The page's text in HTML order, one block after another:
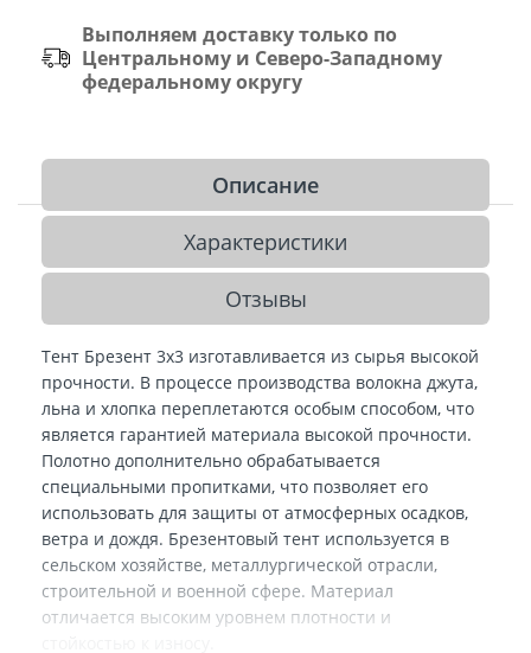
Выполняем доставку только по
Центральному и Северо-Западному
федеральному округу
Описание
Характеристики
Отзывы
Тент Брезент 3х3 изготавливается из сырья высокой
прочности. В процессе производства волокна джута,
льна и хлопка переплетаются особым способом, что
является гарантией материала высокой прочности.
Полотно дополнительно обрабатывается
специальными пропитками, что позволяет его
использовать для защиты от атмосферных осадков,
ветра и дождя. Брезентовый тент используется в
сельском хозяйстве, металлургической отрасли,
строительной и военной сфере. Материал
отличается высоким уровнем плотности и